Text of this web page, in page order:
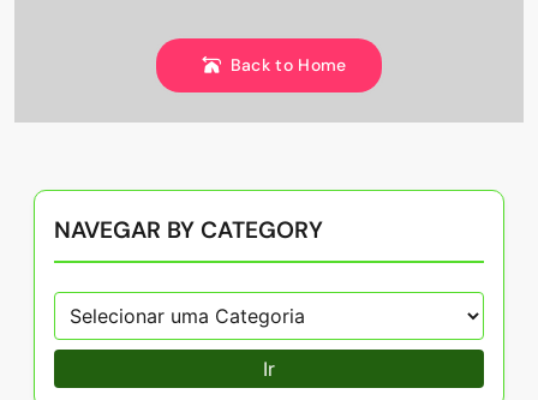
Back to Home
NAVEGAR BY CATEGORY
Ir